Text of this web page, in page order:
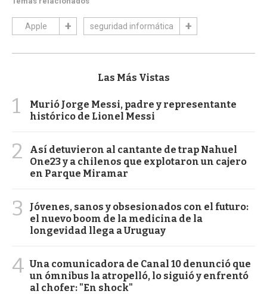
Apple seguridad informática
Las Más Vistas
1
Murió Jorge Messi, padre y representante
histórico de Lionel Messi
2
Así detuvieron al cantante de trap Nahuel
One23 y a chilenos que explotaron un cajero
en Parque Miramar
3
Jóvenes, sanos y obsesionados con el futuro:
el nuevo boom de la medicina de la
longevidad llega a Uruguay
4 Una comunicadora de Canal 10 denunció que
un ómnibus la atropelló, lo siguió y enfrentó
al chofer: "En shock"